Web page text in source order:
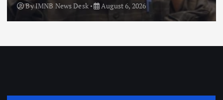
ByIMNB News Desk August 6, 2026